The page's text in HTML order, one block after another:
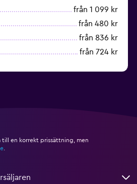
från 1 099 kr
från 480 kr
från 836 kr
från 724 kr
till en korrekt prissättning, men